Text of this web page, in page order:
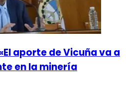
aporte de Vicuña va a
en la minería